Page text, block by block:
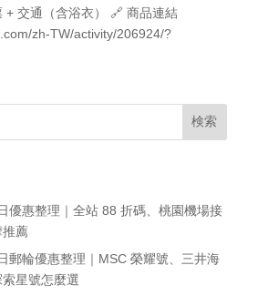
+ 交通（含浴衣） 🔗 商品連結
zh-TW/activity/206924/?
検索
優惠整理｜全站 88 折碼、桃園機場接
薦
郵輪優惠整理｜MSC 榮耀號、三井海
星號怎麼選